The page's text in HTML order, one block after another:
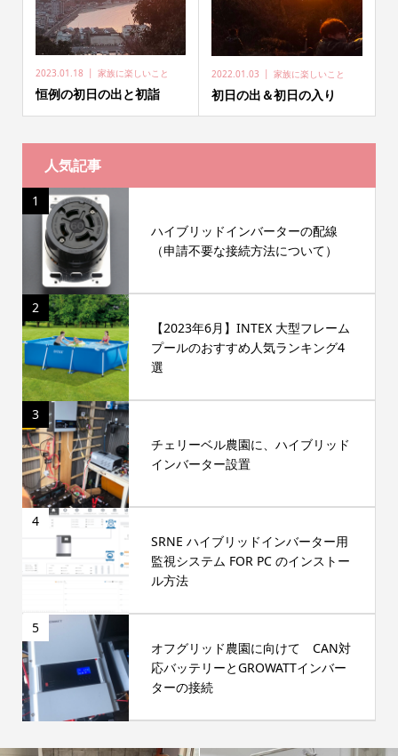
2023.01.18 家族に楽しいこと
恒例の初日の出と初詣
2022.01.03 家族に楽しいこと
初日の出＆初日の入り
人気記事
1
ハイブリッドインバーターの配線
（申請不要な接続方法について）
2
【2023年6月】INTEX 大型フレーム
プールのおすすめ人気ランキング4
選
3
チェリーベル農園に、ハイブリッド
インバーター設置
4
SRNE ハイブリッドインバーター用
監視システム FOR PC のインストー
ル方法
5
オフグリッド農園に向けて CAN対
応バッテリーとGROWATTインバー
ターの接続